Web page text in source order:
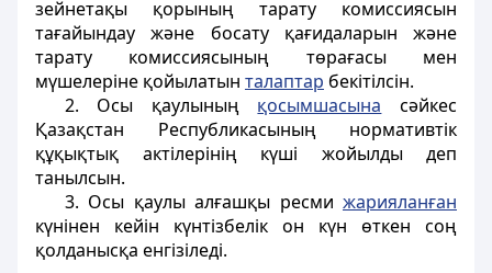
зейнетақы қорының тарату комиссиясын
тағайындау және босату қағидаларын және
тарату комиссиясының төрағасы мен
мүшелеріне қойылатын талаптар бекітілсін.
2. Осы қаулының қосымшасына сәйкес
Қазақстан Республикасының нормативтік
құқықтық актілерінің күші жойылды деп
танылсын.
3. Осы қаулы алғашқы ресми жарияланған
күнінен кейін күнтізбелік он күн өткен соң
қолданысқа енгізіледі.